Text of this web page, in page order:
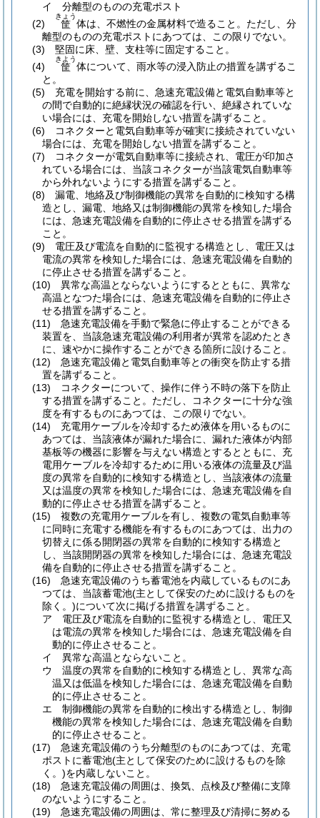
イ
分離型のものの充電ポスト
(2)
筐
きょう
体は、不燃性の金属材料で造ること。 ただし、分
離型のものの充電ポストにあつては、この限りでない。
(3)
堅固に床、壁、支柱等に固定すること。
(4)
筐
きよう
体について、雨水等の浸入防止の措置を講ずるこ
と。
(5)
充電を開始する前に、急速充電設備と電気自動車等と
の間で自動的に絶縁状況の確認を行い、絶縁されていな
い場合には、充電を開始しない措置を講ずること。
(6)
コネクターと電気自動車等が確実に接続されていない
場合には、充電を開始しない措置を講ずること。
(7)
コネクターが電気自動車等に接続され、電圧が印加さ
れている場合には、当該コネクターが当該電気自動車等
から外れないようにする措置を講ずること。
(8)
漏電、地絡及び制御機能の異常を自動的に検知する構
造とし、漏電、地絡又は制御機能の異常を検知した場合
には、急速充電設備を自動的に停止させる措置を講ずる
こと。
(9)
電圧及び電流を自動的に監視する構造とし、電圧又は
電流の異常を検知した場合には、急速充電設備を自動的
に停止させる措置を講ずること。
(10)
異常な高温とならないようにするとともに、異常な
高温となつた場合には、急速充電設備を自動的に停止さ
せる措置を講ずること。
(11)
急速充電設備を手動で緊急に停止することができる
装置を、当該急速充電設備の利用者が異常を認めたとき
に、速やかに操作することができる箇所に設けること。
(12)
急速充電設備と電気自動車等との衝突を防止する措
置を講ずること。
(13)
コネクターについて、操作に伴う不時の落下を防止
する措置を講ずること。 ただし、コネクターに十分な強
度を有するものにあつては、この限りでない。
(14)
充電用ケーブルを冷却するため液体を用いるものに
あつては、当該液体が漏れた場合に、漏れた液体が内部
基板等の機器に影響を与えない構造とするとともに、充
電用ケーブルを冷却するために用いる液体の流量及び温
度の異常を自動的に検知する構造とし、当該液体の流量
又は温度の異常を検知した場合には、急速充電設備を自
動的に停止させる措置を講ずること。
(15)
複数の充電用ケーブルを有し、複数の電気自動車等
に同時に充電する機能を有するものにあつては、出力の
切替えに係る開閉器の異常を自動的に検知する構造と
し、当該開閉器の異常を検知した場合には、急速充電設
備を自動的に停止させる措置を講ずること。
(16)
急速充電設備のうち蓄電池を内蔵しているものにあ
つては、当該蓄電池(主として保安のために設けるものを
除く。)について次に掲げる措置を講ずること。
ア
電圧及び電流を自動的に監視する構造とし、電圧又
は電流の異常を検知した場合には、急速充電設備を自
動的に停止させること。
イ
異常な高温とならないこと。
ウ
温度の異常を自動的に検知する構造とし、異常な高
温又は低温を検知した場合には、急速充電設備を自動
的に停止させること。
エ
制御機能の異常を自動的に検出する構造とし、制御
機能の異常を検知した場合には、急速充電設備を自動
的に停止させること。
(17)
急速充電設備のうち分離型のものにあつては、充電
ポストに蓄電池(主として保安のために設けるものを除
く。)を内蔵しないこと。
(18)
急速充電設備の周囲は、換気、点検及び整備に支障
のないようにすること。
(19)
急速充電設備の周囲は、常に整理及び清掃に努める